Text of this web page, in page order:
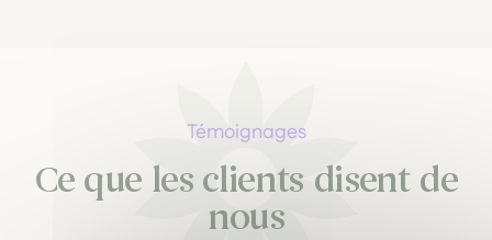
Témoignages
Ce que les clients disent de
nous